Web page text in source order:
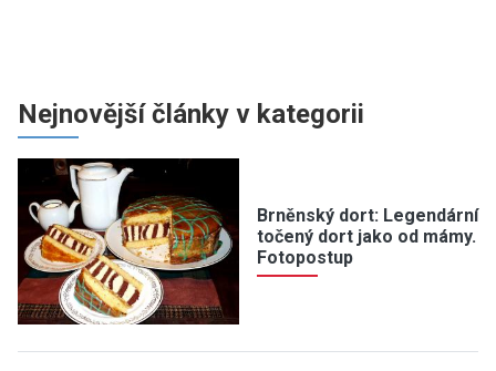
Nejnovější články v kategorii
Brněnský dort: Legendární
točený dort jako od mámy.
Fotopostup